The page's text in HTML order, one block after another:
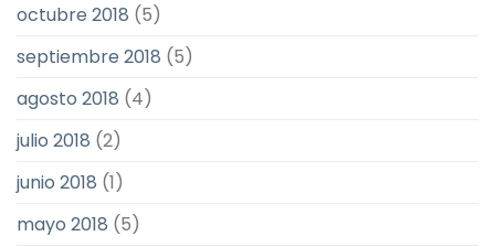
octubre 2018 (5)
septiembre 2018 (5)
agosto 2018 (4)
julio 2018 (2)
junio 2018 (1)
mayo 2018 (5)